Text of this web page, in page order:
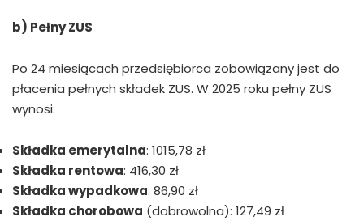
b) Pełny ZUS
Po 24 miesiącach przedsiębiorca zobowiązany jest do
płacenia pełnych składek ZUS. W 2025 roku pełny ZUS
wynosi:
Składka emerytalna: 1015,78 zł
Składka rentowa: 416,30 zł
Składka wypadkowa: 86,90 zł
Składka chorobowa (dobrowolna): 127,49 zł